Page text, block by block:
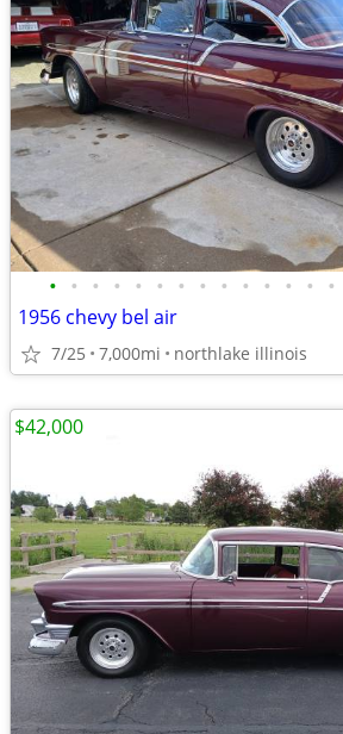
• • • • • • • • • • • • • •
1956 chevy bel air
7/25 7,000mi northlake illinois
$42,000